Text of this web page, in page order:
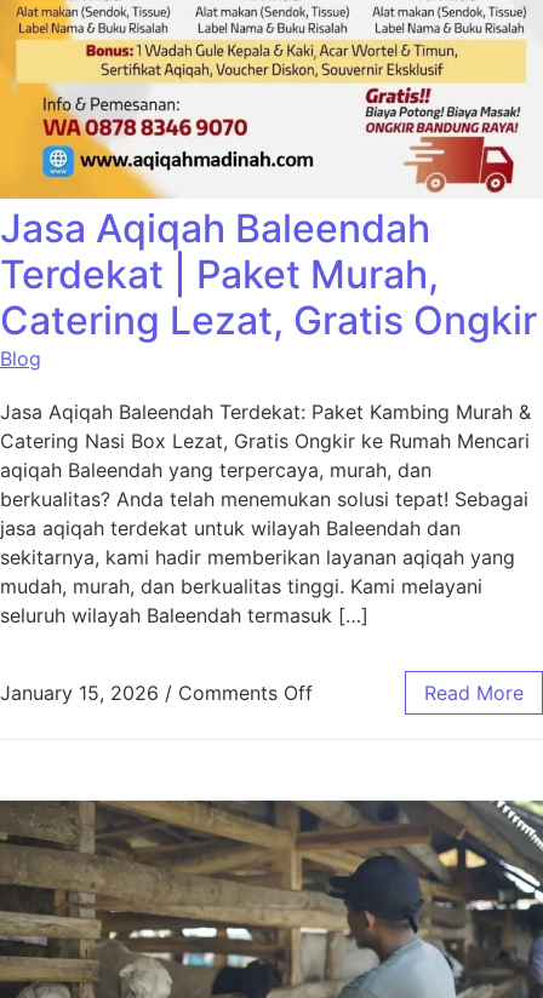
Jasa Aqiqah Baleendah
Terdekat | Paket Murah,
Catering Lezat, Gratis Ongkir
Blog
Jasa Aqiqah Baleendah Terdekat: Paket Kambing Murah &
Catering Nasi Box Lezat, Gratis Ongkir ke Rumah Mencari
aqiqah Baleendah yang terpercaya, murah, dan
berkualitas? Anda telah menemukan solusi tepat! Sebagai
jasa aqiqah terdekat untuk wilayah Baleendah dan
sekitarnya, kami hadir memberikan layanan aqiqah yang
mudah, murah, dan berkualitas tinggi. Kami melayani
seluruh wilayah Baleendah termasuk […]
January 15, 2026 / Comments Off Read More